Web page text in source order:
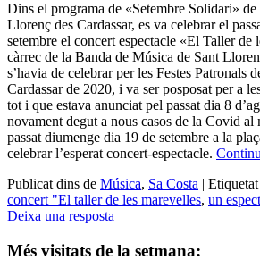
Dins el programa de «Setembre Solidari»
Llorenç des Cardassar, es va celebrar el
setembre el concert espectacle «El Taller
càrrec de la Banda de Música de Sant
s’havia de celebrar per les Festes Patronals
Cardassar de 2020, i va ser posposat per a
tot i que estava anunciat pel passat dia 8
novament degut a nous casos de la Covid
passat diumenge dia 19 de setembre a la
celebrar l’esperat concert-espectacle.
Publicat dins de Música, Sa Costa |
concert "El taller de les marevelles, un
Deixa una resposta
Més visitats de la setmana: